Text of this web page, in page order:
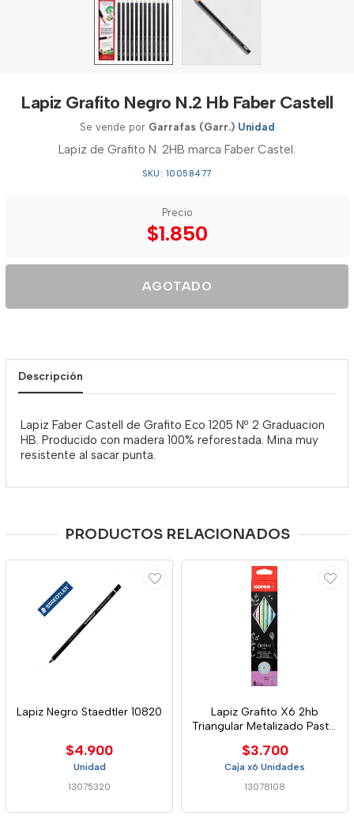
Lapiz Grafito Negro N.2 Hb Faber Castell
Se vende por Garrafas (Garr.) Unidad
Lapiz de Grafito N. 2HB marca Faber Castel.
SKU: 10058477
Precio
$1.850
AGOTADO
Descripción
Lapiz Faber Castell de Grafito Eco 1205 Nº 2 Graduacion
HB. Producido con madera 100% reforestada. Mina muy
resistente al sacar punta.
PRODUCTOS RELACIONADOS
Lapiz Negro Staedtler 10820
$4.900
Unidad
13075320
Lapiz Grafito X6 2hb
Triangular Metalizado Pastel
$3.700
Caja x6 Unidades
13078108